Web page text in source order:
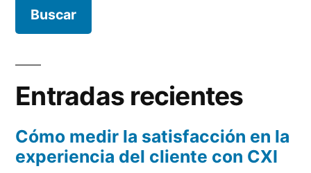
c
a
rEntradas recientes
Cómo medir la satisfacción en la
experiencia del cliente con CXI